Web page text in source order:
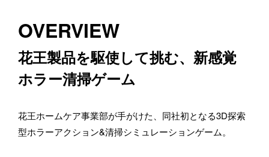
OVERVIEW
花王製品を駆使して挑む、新感覚
ホラー清掃ゲーム
花王ホームケア事業部が手がけた、同社初となる3D探索
型ホラーアクション&清掃シミュレーションゲーム。